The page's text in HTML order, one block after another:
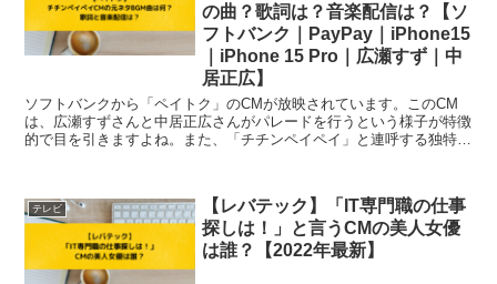
の曲？歌詞は？音楽配信は？【ソ
フトバンク｜PayPay｜iPhone15
｜iPhone 15 Pro｜広瀬すず｜中
居正広】
ソフトバンクから「ペイトク」のCMが放映されています。このCM
は、広瀬すずさんと中居正広さんがパレードを行うという様子が特徴
的で目を引きますよね。また、「チチンペイペイ」と連呼する独特の
テレビ
【レバテック】「IT専門職の仕事
探しは！」と言うCMの美人女優
は誰？【2022年最新】